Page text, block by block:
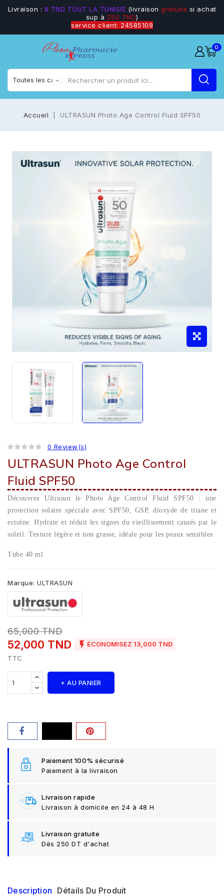
Livraison : 8 TND TOUT LA TUNISIE (livraison gratuite si achat
sup à 250 TND)
service client: 24585109
0
Accueil ULTRASUN Photo Age Control Fluid SPF50
0 Review(s)
ULTRASUN Photo Age Control
Fluid SPF50
Découvrez Ultrasun le Photo Age Control Fluid SPF50 : une
protection solaire spéciale avec SPF50, GSP, dioxyde de titane et
ectoïne. Hydrate et réduit les signes du vieillissement causés par le
soleil. Texture légère et non grasse, idéale pour les peaux sensibles
Tube 40 ml
Marque: ULTRASUN
65,000 TND
52,000 TND  ÉCONOMISEZ 13,000 TND
TTC
+ AU PANIER
Paiement 100% sécurisé
Paiement à la livraison
Livraison rapide
Livraison à domicile en 24 à 48 H
Livraison gratuite
Dès 250 DT d'achat
Description Détails Du Produit